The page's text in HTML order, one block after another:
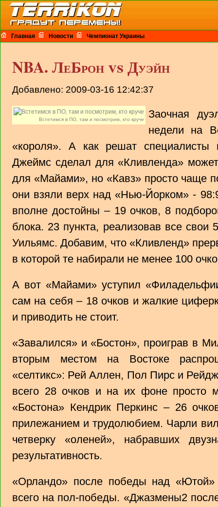
Главная Новости Чемпионат Украины
NBA. ЛеБрон vs Дуэйн
Добавлено: 2009-03-16 12:42:37
Встетимся в ПО, там и посмотрим, кто круче
Заочная
недели на
«короля». А как решат
Джеймс сделал для «Кливленда»
для «Майами», но «Кавз» просто чаще
они взяли верх над «Нью-Йорком» -
вполне достойны – 19 очков, 8
блока. 23 пункта, реализовав все
Уильямс. Добавим, что «Кливленд»
в которой те набирали не менее 100
А вот «Майами» уступил
сам на себя – 18 очков и жалкие
и приводить не стоит.
«Завалился» и «Бостон», проиграв в
вторым местом на Востоке
«селтикс»: Рей Аллен, Пол Пирс и
всего 28 очков и на их фоне просто
«Бостона» Кендрик Перкинс – 26
прилежанием и трудолюбием. Чарли
четверку «оленей», набравших
результативность.
«Орландо» после победы над «Ютой»
всего на пол-победы. «Джазмены2